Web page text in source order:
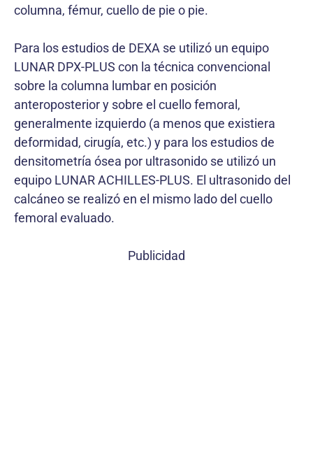
columna, fémur, cuello de pie o pie.
Para los estudios de DEXA se utilizó un equipo
LUNAR DPX-PLUS con la técnica convencional
sobre la columna lumbar en posición
anteroposterior y sobre el cuello femoral,
generalmente izquierdo (a menos que existiera
deformidad, cirugía, etc.) y para los estudios de
densitometría ósea por ultrasonido se utilizó un
equipo LUNAR ACHILLES-PLUS. El ultrasonido del
calcáneo se realizó en el mismo lado del cuello
femoral evaluado.
Publicidad